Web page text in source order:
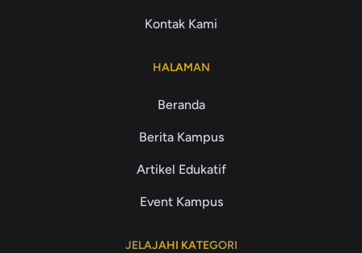
Kontak Kami
HALAMAN
Beranda
Berita Kampus
Artikel Edukatif
Event Kampus
JELAJAHI KATEGORI